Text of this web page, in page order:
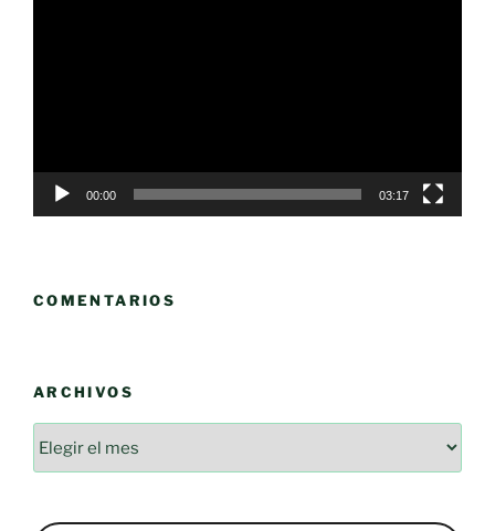
00:00 03:17
COMENTARIOS
ARCHIVOS